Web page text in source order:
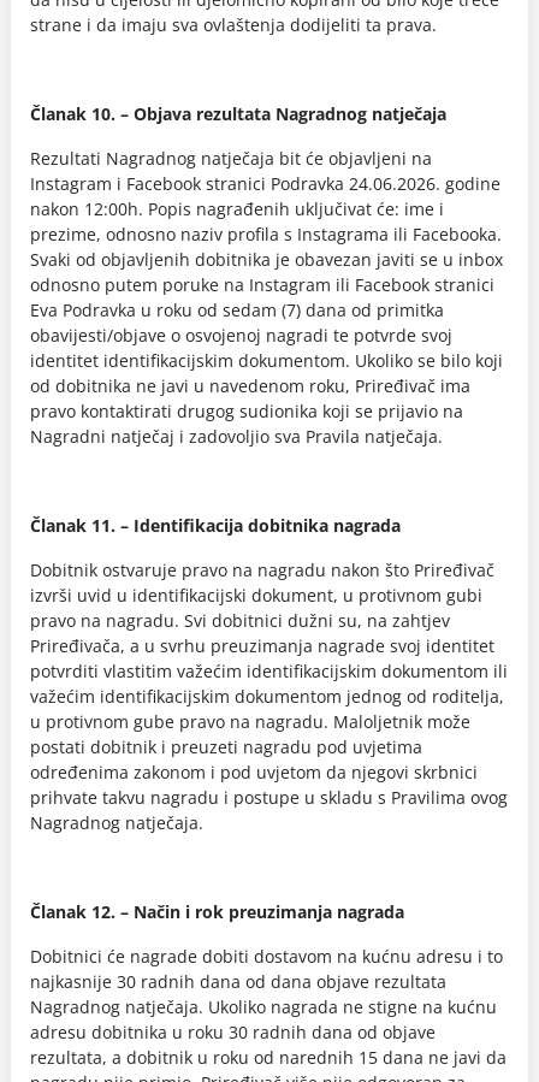
strane i da imaju sva ovlaštenja dodijeliti ta prava.
Članak 10. – Objava rezultata Nagradnog natječaja
Rezultati Nagradnog natječaja bit će objavljeni na
Instagram i Facebook stranici Podravka 24.06.2026. godine
nakon 12:00h. Popis nagrađenih uključivat će: ime i
prezime, odnosno naziv profila s Instagrama ili Facebooka.
Svaki od objavljenih dobitnika je obavezan javiti se u inbox
odnosno putem poruke na Instagram ili Facebook stranici
Eva Podravka u roku od sedam (7) dana od primitka
obavijesti/objave o osvojenoj nagradi te potvrde svoj
identitet identifikacijskim dokumentom. Ukoliko se bilo koji
od dobitnika ne javi u navedenom roku, Priređivač ima
pravo kontaktirati drugog sudionika koji se prijavio na
Nagradni natječaj i zadovoljio sva Pravila natječaja.
Članak 11. – Identifikacija dobitnika nagrada
Dobitnik ostvaruje pravo na nagradu nakon što Priređivač
izvrši uvid u identifikacijski dokument, u protivnom gubi
pravo na nagradu. Svi dobitnici dužni su, na zahtjev
Priređivača, a u svrhu preuzimanja nagrade svoj identitet
potvrditi vlastitim važećim identifikacijskim dokumentom ili
važećim identifikacijskim dokumentom jednog od roditelja,
u protivnom gube pravo na nagradu. Maloljetnik može
postati dobitnik i preuzeti nagradu pod uvjetima
određenima zakonom i pod uvjetom da njegovi skrbnici
prihvate takvu nagradu i postupe u skladu s Pravilima ovog
Nagradnog natječaja.
Članak 12. – Način i rok preuzimanja nagrada
Dobitnici će nagrade dobiti dostavom na kućnu adresu i to
najkasnije 30 radnih dana od dana objave rezultata
Nagradnog natječaja. Ukoliko nagrada ne stigne na kućnu
adresu dobitnika u roku 30 radnih dana od objave
rezultata, a dobitnik u roku od narednih 15 dana ne javi da